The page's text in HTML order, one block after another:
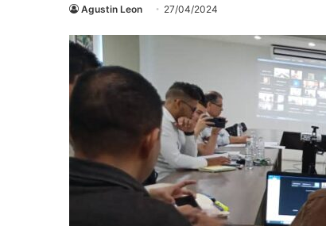
Agustin Leon 27/04/2024